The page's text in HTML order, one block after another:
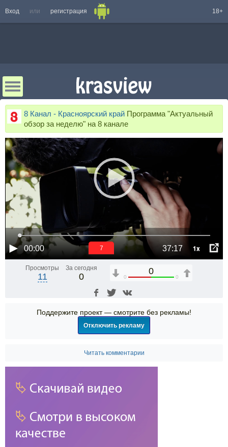
Вход или регистрация 18+
8 Канал - Красноярский край Программа "Актуальный
обзор за неделю" на 8 канале
00:00 37:17 1x
7
Просмотры
11
За сегодня
0
0
0 0
Поддержите проект — смотрите без рекламы!
Отключить рекламу
Читать комментарии